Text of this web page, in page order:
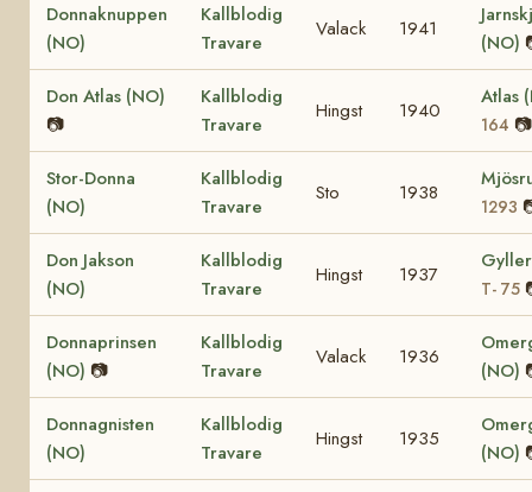
Donnaknuppen
(NO)
Kallblodig
Travare
Valack 1941
(NO)
Don Atlas (NO)
📷
Kallblodig
Travare
Hingst 1940
Atlas
164 📷
Stor-Donna
(NO)
Kallblodig
Travare
Sto 1938
1293
Don Jakson
(NO)
Kallblodig
Travare
Hingst 1937
T- 75
Donnaprinsen
(NO) 📷
Kallblodig
Travare
Valack 1936
(NO)
Donnagnisten
(NO)
Kallblodig
Travare
Hingst 1935
(NO)